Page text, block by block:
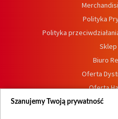
Polityka
Polityka
Sklep
Biuro
Oferta
Oferta
Szanujemy Twoją prywatność